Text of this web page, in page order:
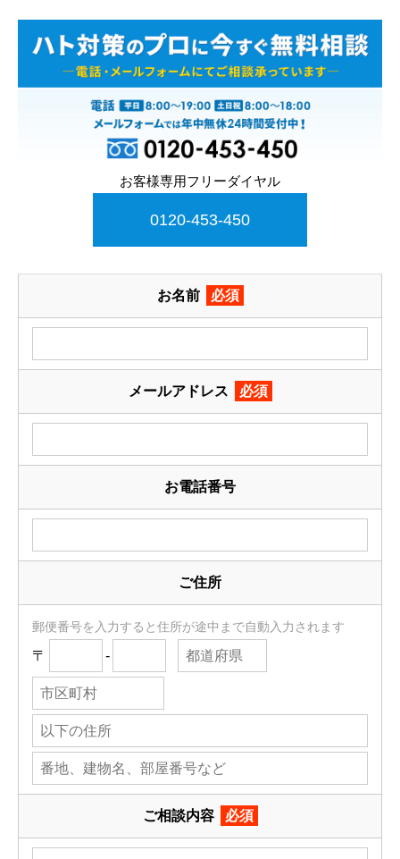
お客様専用フリーダイヤル
0120-453-450
お名前 必須
メールアドレス 必須
お電話番号
ご住所
郵便番号を入力すると住所が途中まで自動入力されます
〒 -
ご相談内容 必須